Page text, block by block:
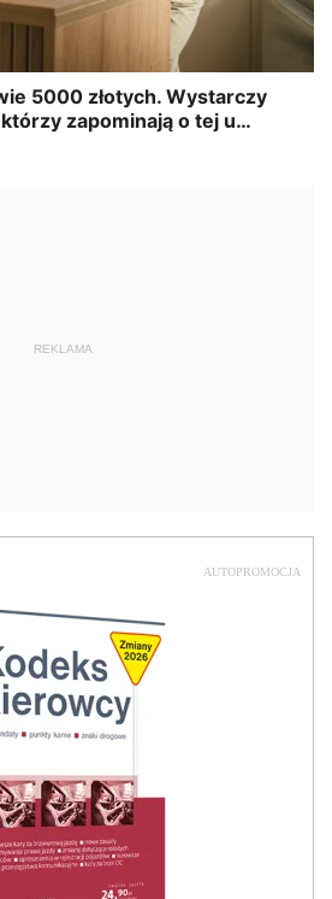
REKLAMA
AUTOPROMOCJA